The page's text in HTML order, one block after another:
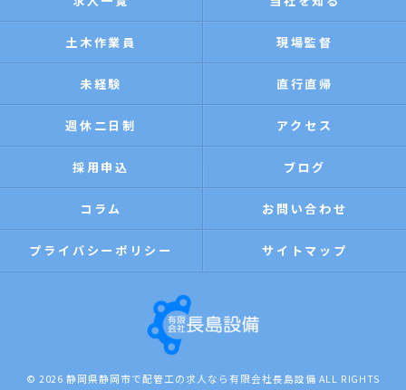
土木作業員 現場監督
未経験 直行直帰
週休二日制 アクセス
採用申込 ブログ
コラム お問い合わせ
プライバシーポリシー サイトマップ
© 2026 静岡県静岡市で配管工の求人なら有限会社長島設備 ALL RIGHTS